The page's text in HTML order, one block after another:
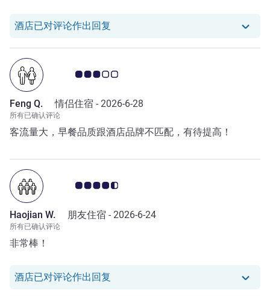
酒店已对评论作出回复 我们酒店已对 Zaozao Z. 的评论作出
客户意见评级 3.0/5
Feng Q. 情侣住宿 - 2026-6-28
所有已确认评论
客流量大，早餐品质跟酒店品牌不匹配，有待提高！
客户意见评级 4.5/5
Haojian W. 朋友住宿 - 2026-6-24
所有已确认评论
非常棒！
酒店已对评论作出回复 我们酒店已对 Haojian W. 的评论作出